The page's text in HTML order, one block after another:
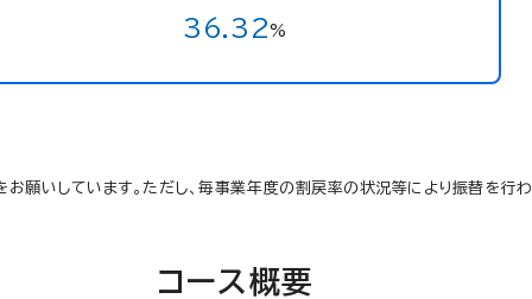
36.32%
いしています。ただし、毎事業年度の割戻率の状況等により振替を行
コース概要